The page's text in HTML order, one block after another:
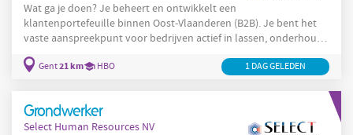
Wat ga je doen? Je beheert en ontwikkelt een
klantenportefeuille binnen Oost-Vlaanderen (B2B). Je bent het
vaste aanspreekpunt voor bedrijven actief in lassen, onderhoud
noden naar concrete oplossingen. Je bouwt langdurige relaties
plant je agenda autonoom en volgt
Gent21 km HBO 1 DAG GELEDEN
Grondwerker
Select Human Resources NV